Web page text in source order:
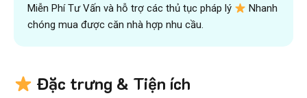
Miễn Phí Tư Vấn và hỗ trợ các thủ tục pháp lý
Nhanh
chóng mua được căn nhà hợp nhu cầu.
Đặc trưng & Tiện ích